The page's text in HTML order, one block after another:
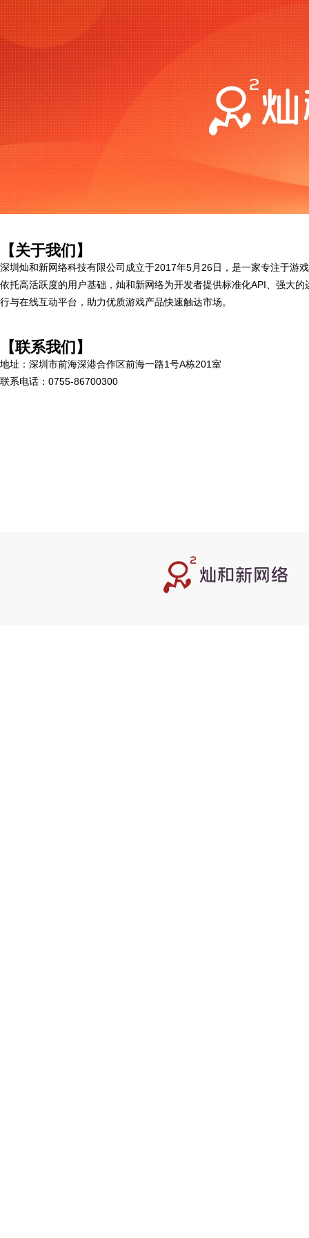
【关于我们】
深圳灿和新网络科技有限公司成立于2017年5月26日，是一家专注于游
依托高活跃度的用户基础，灿和新网络为开发者提供标准化API、强大
行与在线互动平台，助力优质游戏产品快速触达市场。
【联系我们】
地址：深圳市前海深港合作区前海一路1号A栋201室
联系电话：0755-86700300